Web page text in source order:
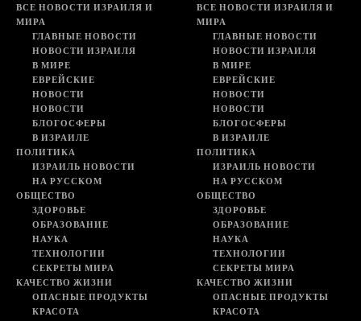
ВСЕ НОВОСТИ ИЗРАИЛЯ И
МИРА
ГЛАВНЫЕ НОВОСТИ
НОВОСТИ ИЗРАИЛЯ
В МИРЕ
ЕВРЕЙСКИЕ
НОВОСТИ
НОВОСТИ
БЛОГОСФЕРЫ
В ИЗРАИЛЕ
ПОЛИТИКА
ИЗРАИЛЬ НОВОСТИ
НА РУССКОМ
ОБЩЕСТВО
ЗДОРОВЬЕ
ОБРАЗОВАНИЕ
НАУКА
ТЕХНОЛОГИИ
СЕКРЕТЫ МИРА
КАЧЕСТВО ЖИЗНИ
ОПАСНЫЕ ПРОДУКТЫ
КРАСОТА
ВСЕ НОВОСТИ ИЗРАИЛЯ И
МИРА
ГЛАВНЫЕ НОВОСТИ
НОВОСТИ ИЗРАИЛЯ
В МИРЕ
ЕВРЕЙСКИЕ
НОВОСТИ
НОВОСТИ
БЛОГОСФЕРЫ
В ИЗРАИЛЕ
ПОЛИТИКА
ИЗРАИЛЬ НОВОСТИ
НА РУССКОМ
ОБЩЕСТВО
ЗДОРОВЬЕ
ОБРАЗОВАНИЕ
НАУКА
ТЕХНОЛОГИИ
СЕКРЕТЫ МИРА
КАЧЕСТВО ЖИЗНИ
ОПАСНЫЕ ПРОДУКТЫ
КРАСОТА